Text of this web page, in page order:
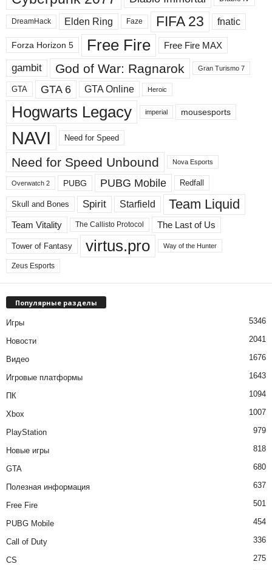
а
д
е
ы
DreamHack Elden Ring Faze FIFA 23 fnatic
Forza Horizon 5 Free Fire Free Fire MAX
gambit God of War: Ragnarok Gran Turismo 7
GTA GTA 6 GTA Online Heroic
Hogwarts Legacy imperial mousesports
NAVI Need for Speed
Need for Speed ​​Unbound Nova Esports
Overwatch 2 PUBG PUBG Mobile Redfall
Skull and Bones Spirit Starfield Team Liquid
Team Vitality The Callisto Protocol The Last of Us
Tower of Fantasy virtus.pro Way of the Hunter
Zeus Esports
Популярные разделы
Игры 5346
Новости 2041
Видео 1676
Игровые платформы 1643
ПК 1094
Xbox 1007
PlayStation 979
Новые игры 818
GTA 680
Полезная информация 637
Free Fire 501
PUBG Mobile 454
Call of Duty 336
CS 275